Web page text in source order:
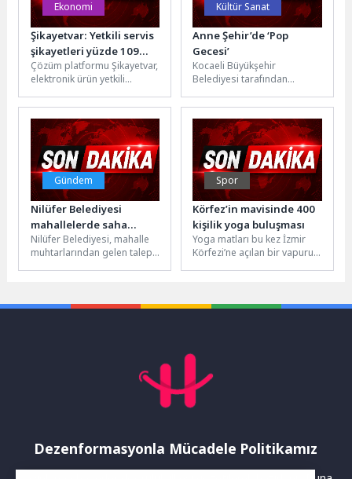
Ekonomi
Şikayetvar: Yetkili servis
şikayetleri yüzde 109
arttı
Çözüm platformu Şikayetvar,
elektronik ürün yetkili
şikayetlerin son bir yılda
yüzde 109, beyaz...
Kültür Sanat
Anne Şehir’de ‘Pop
Gecesi’
Kocaeli Büyükşehir
Belediyesi tarafından
Yaz Akşamları” etkinlikleri, bu
kez ‘Pop Gecesi’ ile...
Gündem
Nilüfer Belediyesi
mahallelerde saha
ziyaretlerine başladı
Nilüfer Belediyesi, mahalle
muhtarlarından gelen talep
Spor
Körfez’in mavisinde 400
kişilik yoga buluşması
Yoga matları bu kez İzmir
Körfezi’ne açılan bir vapurun
Dezenformasyonla Mücadele Politikamız